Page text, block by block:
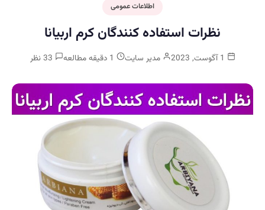
اطلاعات عمومی
نظرات استفاده کنندگان کرم اربیانا
مدیر سایت